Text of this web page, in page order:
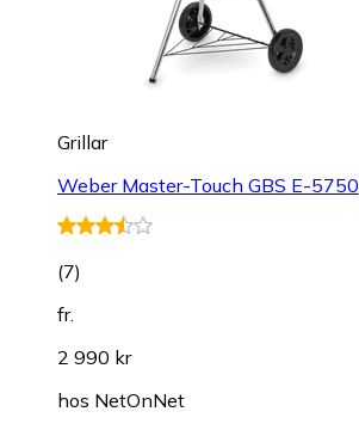
Grillar
Weber Master-Touch GBS E-5750
(7)
fr.
2 990 kr
hos NetOnNet